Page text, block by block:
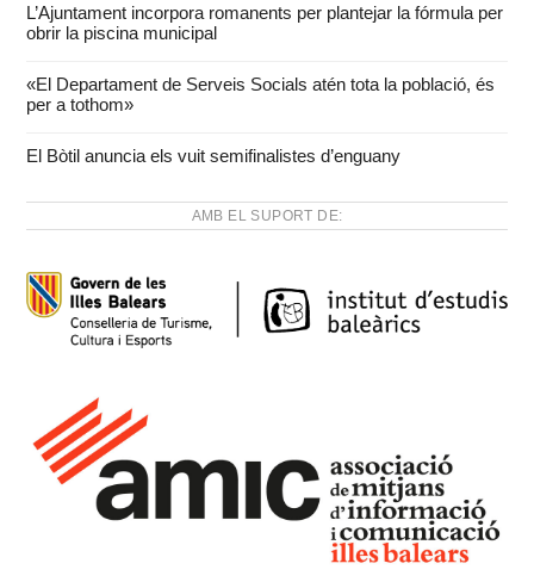
L’Ajuntament incorpora romanents per plantejar la fórmula per
obrir la piscina municipal
«El Departament de Serveis Socials atén tota la població, és
per a tothom»
El Bòtil anuncia els vuit semifinalistes d’enguany
AMB EL SUPORT DE: